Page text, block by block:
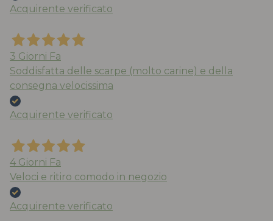
Acquirente verificato
3 Giorni Fa
Soddisfatta delle scarpe (molto carine) e della
consegna velocissima
Acquirente verificato
4 Giorni Fa
Veloci e ritiro comodo in negozio
Acquirente verificato